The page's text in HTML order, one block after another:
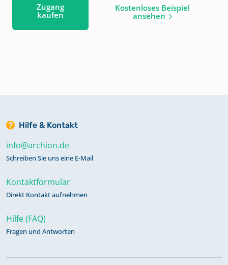
Zugang
kaufen
Kostenloses Beispiel
ansehen
Hilfe & Kontakt
info@archion.de
Schreiben Sie uns eine E-Mail
Kontaktformular
Direkt Kontakt aufnehmen
Hilfe (FAQ)
Fragen und Antworten